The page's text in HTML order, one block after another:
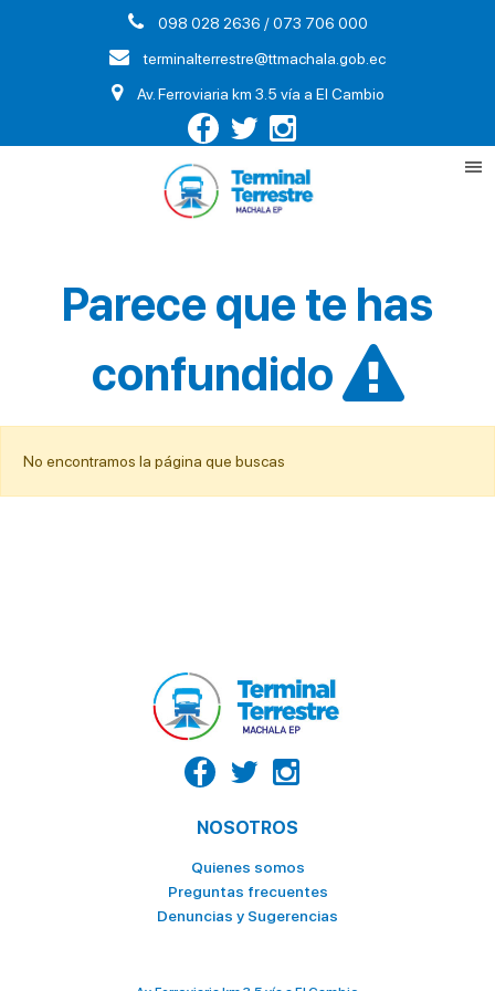
098 028 2636 / 073 706 000
terminalterrestre@ttmachala.gob.ec
Av. Ferroviaria km 3.5 vía a El Cambio
Parece que te has
confundido
No encontramos la página que buscas
NOSOTROS
Quienes somos
Preguntas frecuentes
Denuncias y Sugerencias